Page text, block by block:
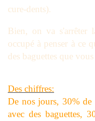
cure-dents).
Bien, on va s'arrêter
occupé à penser à ce
des baguettes que
Des chiffres:
De nos jours, 30%
avec des baguettes,